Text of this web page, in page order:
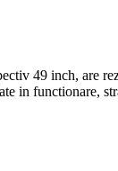
49 inch, are
in functionare,